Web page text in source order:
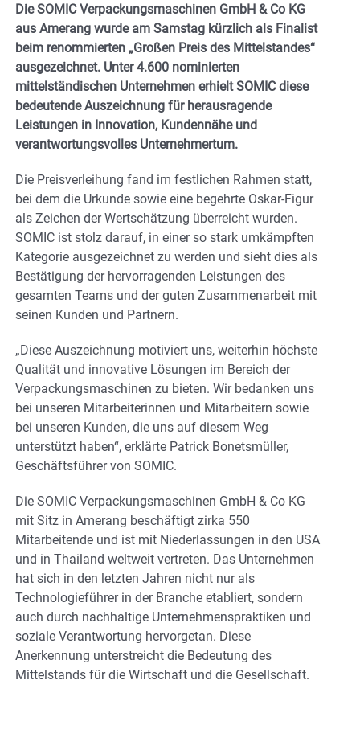
Die SOMIC Verpackungsmaschinen GmbH & Co KG
aus Amerang wurde am Samstag kürzlich als Finalist
beim renommierten „Großen Preis des Mittelstandes“
ausgezeichnet. Unter 4.600 nominierten
mittelständischen Unternehmen erhielt SOMIC diese
bedeutende Auszeichnung für herausragende
Leistungen in Innovation, Kundennähe und
verantwortungsvolles Unternehmertum.
Die Preisverleihung fand im festlichen Rahmen statt,
bei dem die Urkunde sowie eine begehrte Oskar-Figur
als Zeichen der Wertschätzung überreicht wurden.
SOMIC ist stolz darauf, in einer so stark umkämpften
Kategorie ausgezeichnet zu werden und sieht dies als
Bestätigung der hervorragenden Leistungen des
gesamten Teams und der guten Zusammenarbeit mit
seinen Kunden und Partnern.
„Diese Auszeichnung motiviert uns, weiterhin höchste
Qualität und innovative Lösungen im Bereich der
Verpackungsmaschinen zu bieten. Wir bedanken uns
bei unseren Mitarbeiterinnen und Mitarbeitern sowie
bei unseren Kunden, die uns auf diesem Weg
unterstützt haben“, erklärte Patrick Bonetsmüller,
Geschäftsführer von SOMIC.
Die SOMIC Verpackungsmaschinen GmbH & Co KG
mit Sitz in Amerang beschäftigt zirka 550
Mitarbeitende und ist mit Niederlassungen in den USA
und in Thailand weltweit vertreten. Das Unternehmen
hat sich in den letzten Jahren nicht nur als
Technologieführer in der Branche etabliert, sondern
auch durch nachhaltige Unternehmenspraktiken und
soziale Verantwortung hervorgetan. Diese
Anerkennung unterstreicht die Bedeutung des
Mittelstands für die Wirtschaft und die Gesellschaft.